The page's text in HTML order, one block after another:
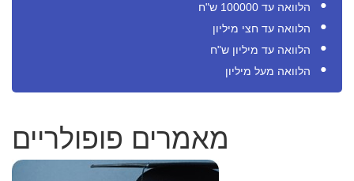
הלוואה עד 100000 ש"ח
הלוואה עד חצי מיליון
הלוואה עד מיליון ש"ח
הלוואה מעל מיליון
מאמרים פופולריים